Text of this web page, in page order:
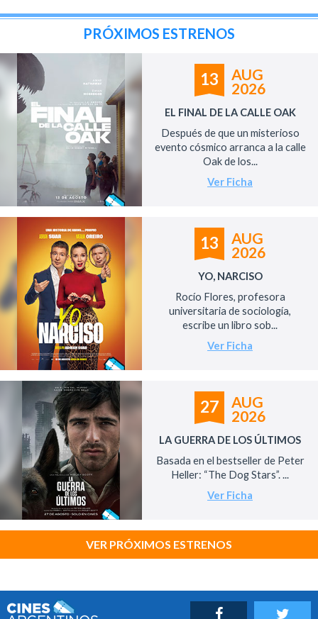
PRÓXIMOS ESTRENOS
13
AUG
2026
EL FINAL DE LA CALLE OAK
Después de que un misterioso
evento cósmico arranca a la calle
Oak de los...
Ver Ficha
13
AUG
2026
YO, NARCISO
Rocío Flores, profesora
universitaria de sociología,
escribe un libro sob...
Ver Ficha
27
AUG
2026
LA GUERRA DE LOS ÚLTIMOS
Basada en el bestseller de Peter
Heller: “The Dog Stars”. ...
Ver Ficha
VER PRÓXIMOS ESTRENOS